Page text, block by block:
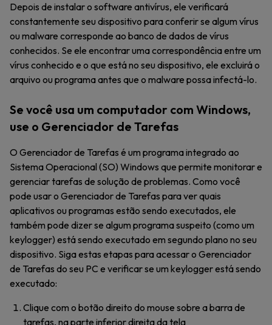
Depois de instalar o software antivírus, ele verificará
constantemente seu dispositivo para conferir se algum vírus
ou malware corresponde ao banco de dados de vírus
conhecidos. Se ele encontrar uma correspondência entre um
vírus conhecido e o que está no seu dispositivo, ele excluirá o
arquivo ou programa antes que o malware possa infectá-lo.
Se você usa um computador com Windows,
use o Gerenciador de Tarefas
O Gerenciador de Tarefas é um programa integrado ao
Sistema Operacional (SO) Windows que permite monitorar e
gerenciar tarefas de solução de problemas. Como você
pode usar o Gerenciador de Tarefas para ver quais
aplicativos ou programas estão sendo executados, ele
também pode dizer se algum programa suspeito (como um
keylogger) está sendo executado em segundo plano no seu
dispositivo. Siga estas etapas para acessar o Gerenciador
de Tarefas do seu PC e verificar se um keylogger está sendo
executado:
Clique com o botão direito do mouse sobre a barra de
tarefas, na parte inferior direita da tela